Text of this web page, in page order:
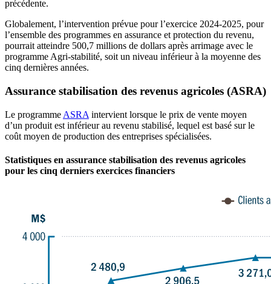
précédente.
Globalement, l’intervention prévue pour l’exercice 2024-2025, pour
l’ensemble des programmes en assurance et protection du revenu,
pourrait atteindre 500,7 millions de dollars après arrimage avec le
programme Agri-stabilité, soit un niveau inférieur à la moyenne des
cinq dernières années.
Assurance stabilisation des revenus agricoles (ASRA)
Le programme ASRA intervient lorsque le prix de vente moyen
d’un produit est inférieur au revenu stabilisé, lequel est basé sur le
coût moyen de production des entreprises spécialisées.
Statistiques en assurance stabilisation des revenus agricoles
pour les cinq derniers exercices financiers